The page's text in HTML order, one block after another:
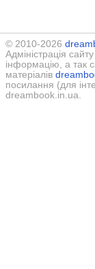
© 2010-2026
Адміністрація
інформацію, а так
матеріалів
посилання (для
dreambook.in.ua.